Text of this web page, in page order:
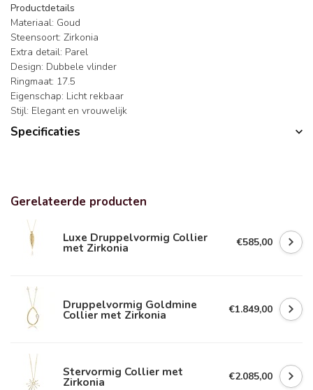
Productdetails
Materiaal: Goud
Steensoort: Zirkonia
Extra detail: Parel
Design: Dubbele vlinder
Ringmaat: 17.5
Eigenschap: Licht rekbaar
Stijl: Elegant en vrouwelijk
Specificaties
Gerelateerde producten
Luxe Druppelvormig Collier
met Zirkonia €585,00
Druppelvormig Goldmine
Collier met Zirkonia €1.849,00
Stervormig Collier met
Zirkonia €2.085,00